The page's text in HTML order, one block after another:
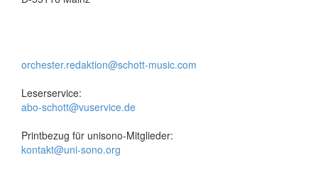
orchester.redaktion@schott-music.com
Leserservice:
abo-schott@vuservice.de
Printbezug für unisono-Mitglieder:
kontakt@uni-sono.org